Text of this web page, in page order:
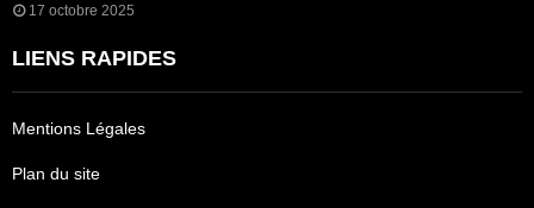
17 octobre 2025
LIENS RAPIDES
Mentions Légales
Plan du site